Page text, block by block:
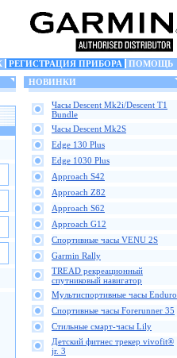
РЕГИСТРАЦИЯ ПРИБОРА
ПОМОЩЬ
НОВИНКИ
Часы Descent Mk2i/Descent T1
Bundle
Часы Descent Mk2S
Edge 130 Plus
Edge 1030 Plus
Approach S42
Approach Z82
Approach S62
Approach G12
Спортивные часы VENU 2S
Garmin Rally
TREAD рекреационный
спутниковый навигатор
Мультиспортивные часы Enduro
Спортивные часы Forerunner 35
Стильные смарт-часы Lily
Детский фитнес трекер vivofit®
jr. 3